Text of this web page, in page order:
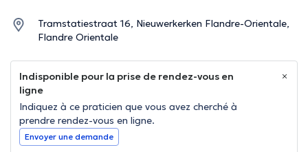
Tramstatiestraat 16, Nieuwerkerken Flandre-Orientale,
Flandre Orientale
Indisponible pour la prise de rendez-vous en
ligne
Indiquez à ce praticien que vous avez cherché à
prendre rendez-vous en ligne.
Envoyer une demande